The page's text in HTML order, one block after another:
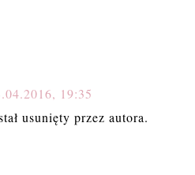
19:35
usunięty przez autora.